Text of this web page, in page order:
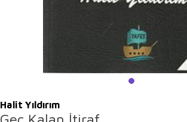
Halit Yıldırım